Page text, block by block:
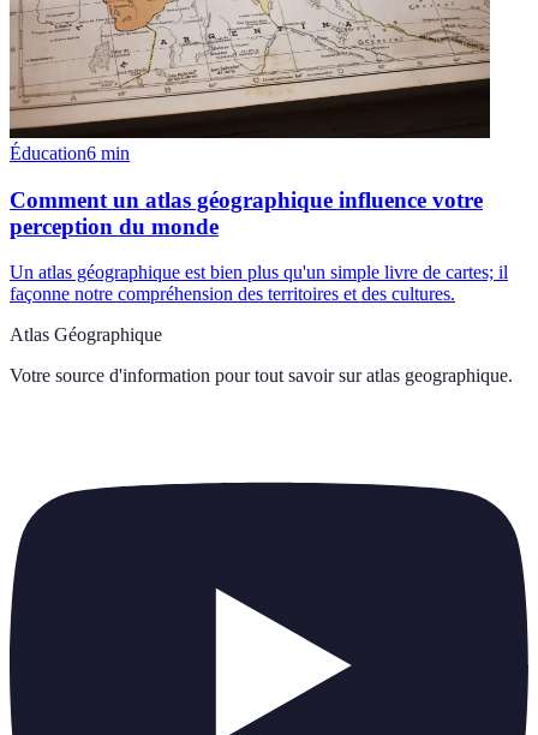
Éducation6 min
Comment un atlas géographique influence votre
perception du monde
Un atlas géographique est bien plus qu'un simple livre de cartes; il
façonne notre compréhension des territoires et des cultures.
Atlas Géographique
Votre source d'information pour tout savoir sur atlas geographique.